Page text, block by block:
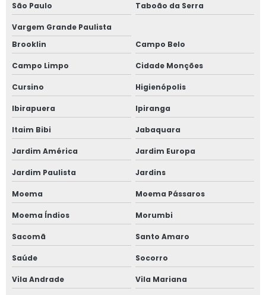
São Paulo Taboão da Serra
Vargem Grande Paulista
Brooklin
Campo Belo
Campo Limpo Cidade Monções
Cursino Higienópolis
Ibirapuera Ipiranga
Itaim Bibi Jabaquara
Jardim América Jardim Europa
Jardim Paulista Jardins
Moema Moema Pássaros
Moema Índios Morumbi
Sacomã Santo Amaro
Saúde Socorro
Vila Andrade Vila Mariana